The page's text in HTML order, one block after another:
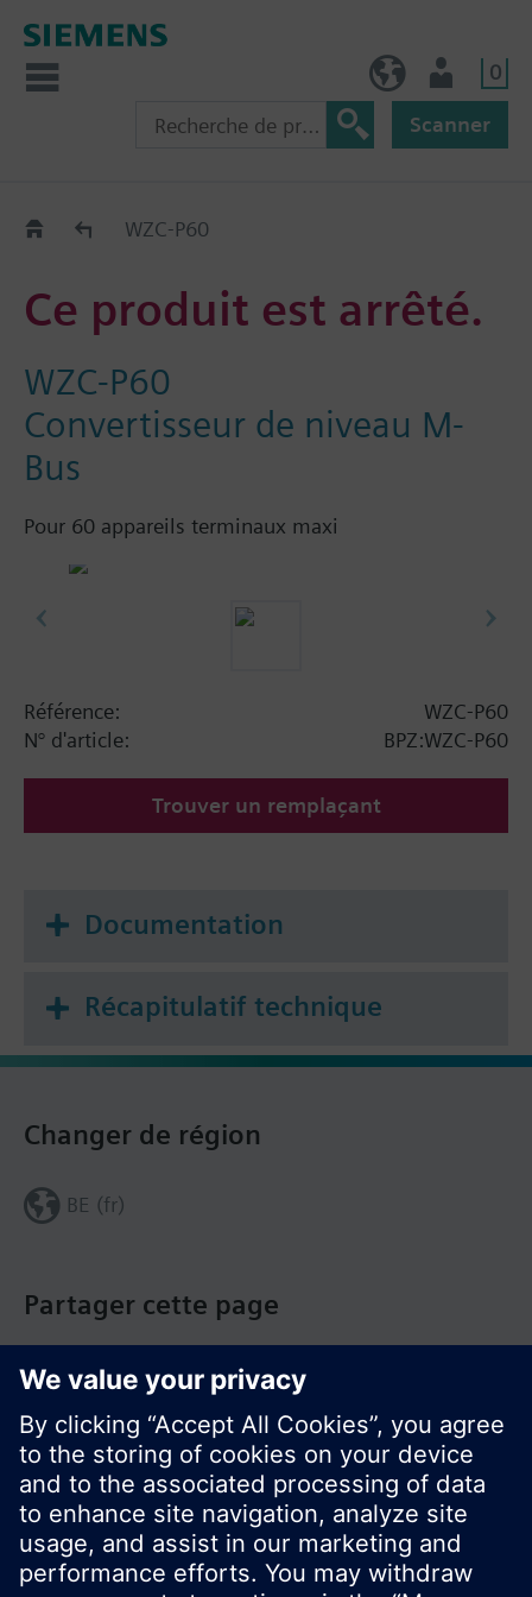
0
Scanner
Old2NewWZC-P60
Ce produit est arrêté.
WZC-P60
Convertisseur de niveau M-
Bus
Pour 60 appareils terminaux maxi
Référence:
WZC-P60
N° d'article:
BPZ:WZC-P60
Trouver un remplaçant
Documentation
Récapitulatif technique
Partager cette page
Changer de région
BE (fr)